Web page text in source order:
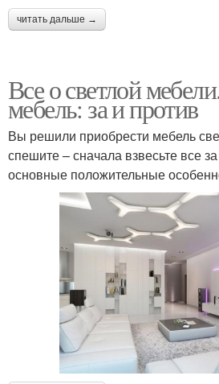
читать дальше →
Все о светлой
мебель: за и против
Вы решили приобрести мебель
спешите – сначала взвесьте все
основные положительные